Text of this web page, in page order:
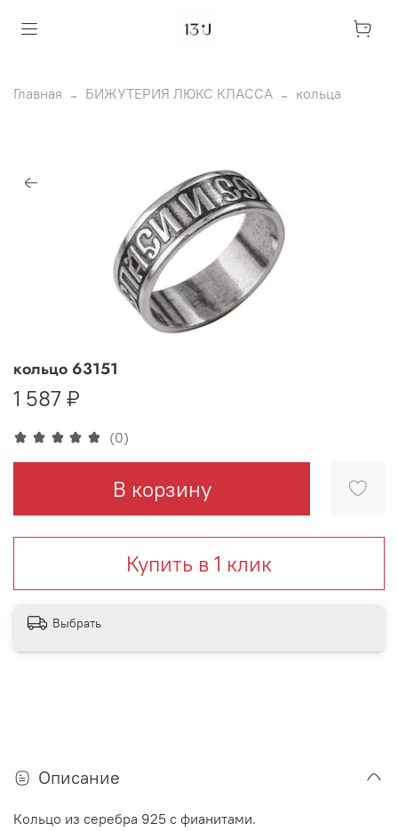
Главная БИЖУТЕРИЯ ЛЮКС КЛАССА кольца
(0)
кольцо 63151
1 587 ₽
В корзину
Купить в 1 клик
Выбрать
Описание
Кольцо из серебра 925 с фианитами.